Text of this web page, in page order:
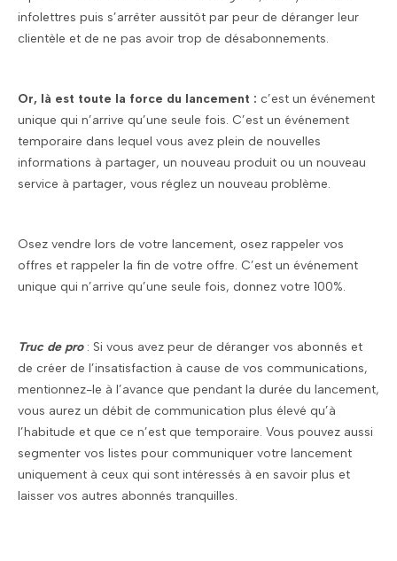
infolettres puis s’arrêter aussitôt par peur de déranger leur
clientèle et de ne pas avoir trop de désabonnements.
Or, là est toute la force du lancement : c’est un événement
unique qui n’arrive qu’une seule fois. C’est un événement
temporaire dans lequel vous avez plein de nouvelles
informations à partager, un nouveau produit ou un nouveau
service à partager, vous réglez un nouveau problème.
Osez vendre lors de votre lancement, osez rappeler vos
offres et rappeler la fin de votre offre. C’est un événement
unique qui n’arrive qu’une seule fois, donnez votre 100%.
Truc de pro: Si vous avez peur de déranger vos abonnés et
de créer de l’insatisfaction à cause de vos communications,
mentionnez-le à l’avance que pendant la durée du lancement,
vous aurez un débit de communication plus élevé qu’à
l’habitude et que ce n’est que temporaire. Vous pouvez aussi
segmenter vos listes pour communiquer votre lancement
uniquement à ceux qui sont intéressés à en savoir plus et
laisser vos autres abonnés tranquilles.